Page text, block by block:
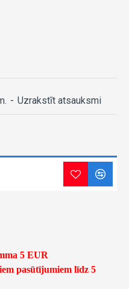
- Uzrakstīt atsauksmi
5 EUR
pasūtījumiem līdz 5